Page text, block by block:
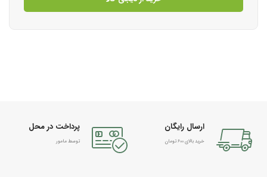
ارسال رایگان
خرید بالای 600 تومان
پرداخت در محل
توسط مامور